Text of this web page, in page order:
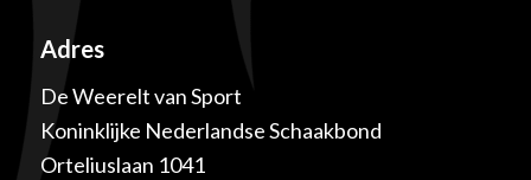
Adres
De Weerelt van Sport
Koninklijke Nederlandse Schaakbond
Orteliuslaan 1041